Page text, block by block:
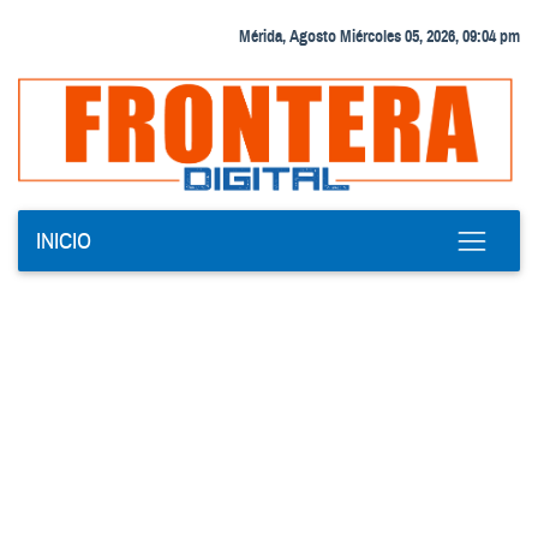
Mérida, Agosto Miércoles 05, 2026, 09:04 pm
INICIO